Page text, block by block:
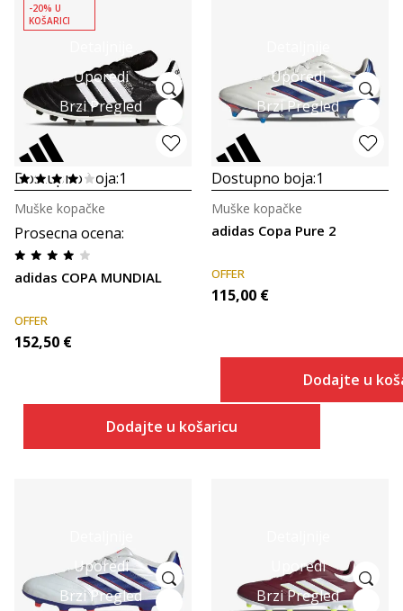
Uporedi
Brzi Pregled
-20% U
KOŠARICI
Dostupno boja:1
Prosecna ocena:
adidas COPA MUNDIAL
Muške kopačke
OFFER
152,50 €
Dodajte u košaricu
Uporedi
Brzi Pregled
Dostupno boja:1
adidas Copa Pure 2
Muške kopačke
OFFER
115,00 €
Dodajte u
Uporedi
Brzi Pregled
Uporedi
Brzi Pregled